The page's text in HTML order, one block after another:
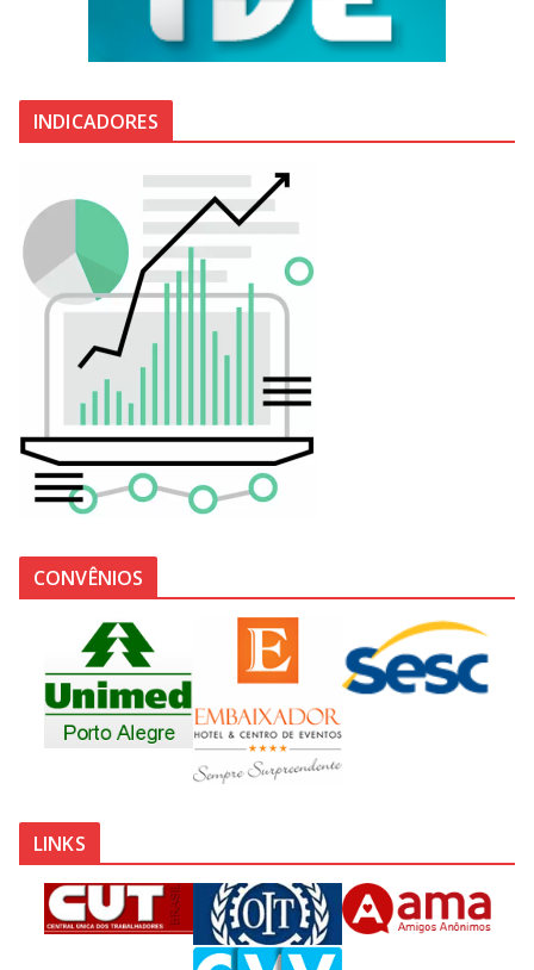
INDICADORES
CONVÊNIOS
LINKS